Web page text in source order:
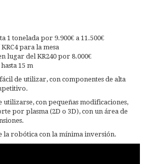
1 tonelada por 9.900€ a 11.500€
para la mesa
lugar del KR240 por 8.000€
15 m
de utilizar, con componentes de alta
utilizarse, con pequeñas modificaciones,
por plasma (2D o 3D), con un área de
la robótica con la mínima inversión.